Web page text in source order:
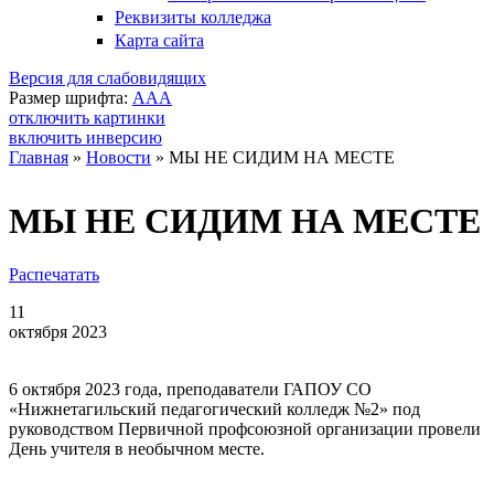
Реквизиты колледжа
Карта сайта
Версия для слабовидящих
Размер шрифта: AAA
отключить картинки
включить инверсию
Главная » Новости » МЫ НЕ СИДИМ НА МЕСТЕ
МЫ НЕ СИДИМ НА МЕСТЕ
Распечатать
11
октября 2023
6 октября 2023 года, преподаватели ГАПОУ СО
«Нижнетагильский педагогический колледж №2» под
руководством Первичной профсоюзной организации провели
День учителя в необычном месте.